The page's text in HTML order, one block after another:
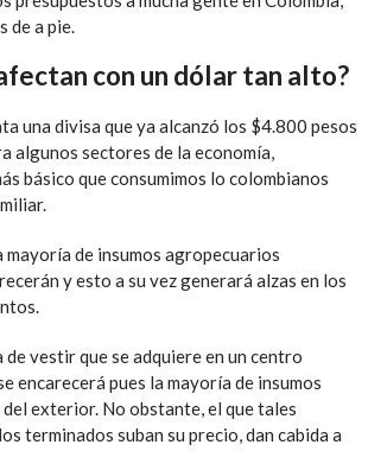
de a pie.
con un dólar tan alto?
una divisa que ya alcanzó los $4.800 pesos
algunos sectores de la economía,
básico que consumimos lo colombianos
mayoría de insumos agropecuarios
y esto a su vez generará alzas en los
de vestir que se adquiere en un centro
encarecerá pues la mayoría de insumos
exterior. No obstante, el que tales
terminados suban su precio, dan cabida a